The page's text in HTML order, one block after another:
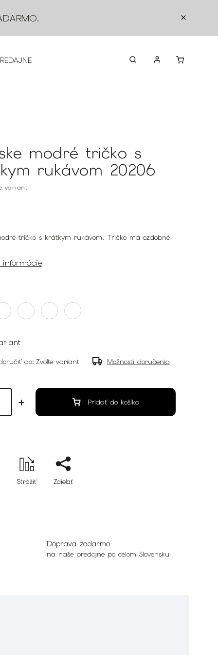
.
KONTAKTY
modré tričko s
rukávom 20206
variant
tričko s krátkym rukávom. Tričko má ozdobné
informácie
do: Zvoľte variant Možnosti doručenia
Pridať do košíka
Strážiť Zdieľať
Doprava zadarmo
na naše predajne po celom Slovensku